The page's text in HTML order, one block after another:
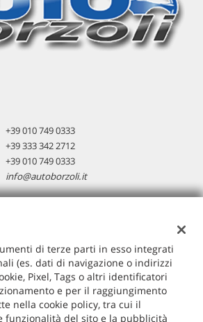
+39 010 749 0333
+39 333 342 2712
+39 010 749 0333
info@autoborzoli.it
Antonino
(GE)
di terze parti in esso integrati
(es. dati di navigazione o indirizzi
Pixel, Tags o altri identificatori
e per il raggiungimento
nella cookie policy, tra cui il
funzionalità del sito e la pubblicità